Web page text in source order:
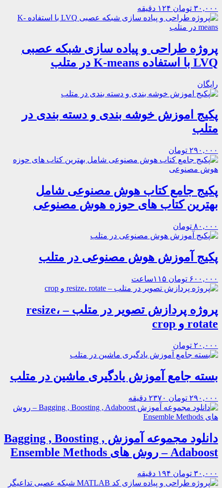
۳۰,۰۰۰ تومان ۱۲۴ دقیقه
پروژه طراحی و پیاده سازی شبکه‌ عصبی
LVQ با استفاده K-means در متلب
رایگان
پکیج اموزش خوشه بندی و دسته بندی در
متلب
۲۹۰,۰۰۰ تومان
پکیج جامع کتاب هوش مصنوعی شامل
بهترین کتاب های حوزه هوش مصنوعی
۸۰,۰۰۰ تومان
پکیج آموزش هوش مصنوعی در متلب
۶۰۰,۰۰۰ تومان ۱۱۵ساعت
پروژه پردازش تصویر در متلب – resize،
rotate و crop
۲۰,۰۰۰ تومان
بسته جامع آموزش یادگیری ماشین در متلب
۲۹۰,۰۰۰ تومان ۲۳۷۰ دقیقه
دانلود مجموعه آموزش Bagging , Boosting ,
Adaboost – روش های Ensemble Methods
۳۰,۰۰۰ تومان ۱۹۴ دقیقه